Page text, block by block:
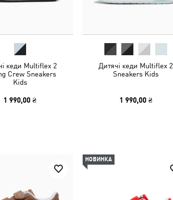
кеди Multiflex 2
Crew Sneakers
Kids
1 990,00 ₴
Дитячі кеди Multiflex 2
Sneakers Kids
1 990,00 ₴
НОВИНКА